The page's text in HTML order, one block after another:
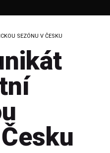
SEZÓNU V ČESKU